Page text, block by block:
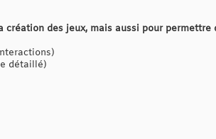
des jeux, mais aussi pour permettre
détaillé)